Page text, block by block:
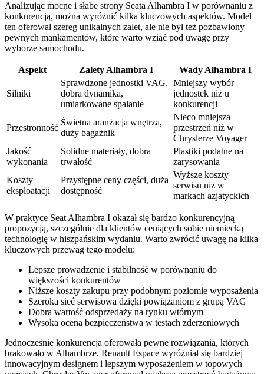
Analizując mocne i słabe strony Seata Alhambra I w porównaniu z
konkurencją, można wyróżnić kilka kluczowych aspektów. Model
ten oferował szereg unikalnych zalet, ale nie był też pozbawiony
pewnych mankamentów, które warto wziąć pod uwagę przy
wyborze samochodu.
Aspekt Zalety Alhambra I Wady Alhambra I
Silniki
Sprawdzone jednostki VAG,
dobra dynamika,
umiarkowane spalanie
Mniejszy wybór
jednostek niż u
konkurencji
Przestronność
Świetna aranżacja wnętrza,
duży bagażnik
Nieco mniejsza
przestrzeń niż w
Chryslerze Voyager
Jakość
wykonania
Solidne materiały, dobra
trwałość
Plastiki podatne na
zarysowania
Koszty
eksploatacji
Przystępne ceny części, duża
dostępność
Wyższe koszty
serwisu niż w
markach azjatyckich
W praktyce Seat Alhambra I okazał się bardzo konkurencyjną
propozycją, szczególnie dla klientów ceniących sobie niemiecką
technologię w hiszpańskim wydaniu. Warto zwrócić uwagę na kilka
kluczowych przewag tego modelu:
Lepsze prowadzenie i stabilność w porównaniu do
większości konkurentów
Niższe koszty zakupu przy podobnym poziomie wyposażenia
Szeroka sieć serwisowa dzięki powiązaniom z grupą VAG
Dobra wartość odsprzedaży na rynku wtórnym
Wysoka ocena bezpieczeństwa w testach zderzeniowych
Jednocześnie konkurencja oferowała pewne rozwiązania, których
brakowało w Alhambrze. Renault Espace wyróżniał się bardziej
innowacyjnym designem i lepszym wyposażeniem w topowych